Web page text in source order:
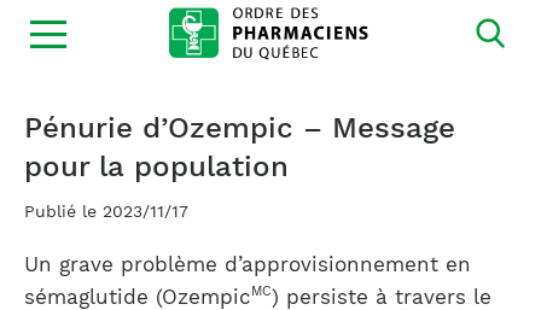
Ouvrir
la
Pénurie d’Ozempic – Message
pour la population
Publié le 2023/11/17
Un grave problème d’approvisionnement en
sémaglutide (Ozempic MC) persiste à travers le